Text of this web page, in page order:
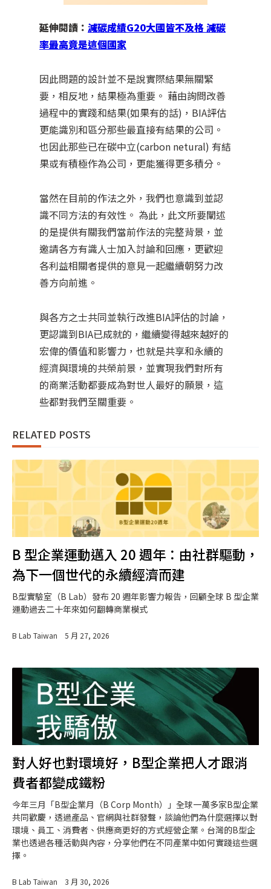
延伸閱讀： 減碳成績G20大國皆不及格 減碳
率最高竟是這個國家
因此問題的設計並不是說實際結果無關緊
要，相反地，結果極為重要。 藉由詢問改善
過程中的實踐和結果(如果有的話)，BIA評估
更能識別和區分那些最直接有結果的公司。
也因此那些已在碳中立(carbon netural) 有結
果或有積極作為公司，更能獲得更多積分。
當然在目前的作法之外，我們也意​​識到並認
識不同方法的有效性。 為此，此文所要闡述
的是提供有關我們當前作法的完整背景，並
邀請各方有識人士加入討論和回應，更歡迎
各利益相關者提供的意見一起繼續朝努力改
善方向前進。
與各方之士共同並執行改進BIA評估的討論，
更認識到BIA已成就的，繼續變得越來越好的
宏偉的價值和影響力，也就是共享和永續的
經濟與環境的共榮前景，並實現我們對所有
的商業活動都要成為對世人最好的願景，這
些都對我們至關重要。
RELATED POSTS
B 型企業運動邁入 20 週年：由社群驅動，
為下一個世代的永續經濟而建
B型實驗室（B Lab）發布 20 週年影響力報告，回顧全球 B 型企業
運動過去二十年來如何翻轉商業模式
B Lab Taiwan 5 月 27, 2026
對人好也對環境好，B型企業把人才跟消
費者都變成鐵粉
今年三月「B型企業月（B Corp Month）」全球一萬多家B型企業
共同歡慶，透過產品、官網與社群發聲，談論他們為什麼選擇以對
環境、員工、消費者、供應商更好的方式經營企業。台灣的B型企
業也透過各種活動與內容，分享他們在不同產業中如何實踐這些選
擇。
B Lab Taiwan 3 月 30, 2026